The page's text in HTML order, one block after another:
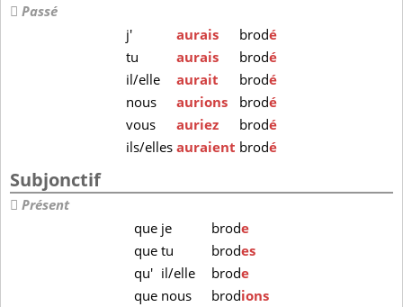
Passé
j'
aurais brodé
tu
aurais brodé
il/elle
aurait brodé
nous
aurions brodé
vous
auriez brodé
ils/ellesauraient brodé
Subjonctif
Présent
que je brode
quetu brodes
qu' il/elle brode
que nous brodions